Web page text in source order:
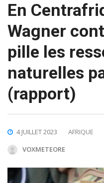
En
Wagner
pille les
naturelles
(rapport)
4 JUILLET 2023
AFRIQUE
VOXMETEORE